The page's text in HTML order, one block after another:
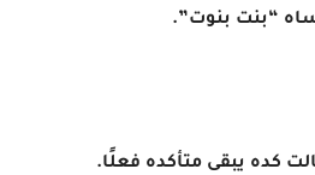
“بنت بنوت”.
كده يبقى متأكده فعلًا.